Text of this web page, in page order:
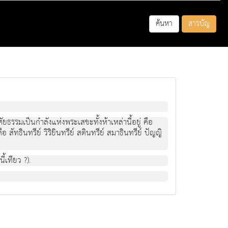
ค้นหา สารบัญ
รรมเป็นกำลังแห่งพระเสขะทั้งห้าเหล่านี้อยู่ คือ
อ สัทธินทรีย์ วิริยินทรีย์ สตินทรีย์ สมาธินทรีย์ ปัญญิ
ทียว ?).